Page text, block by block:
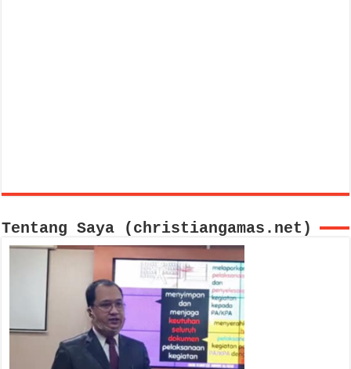
Tentang Saya (christiangamas.net)